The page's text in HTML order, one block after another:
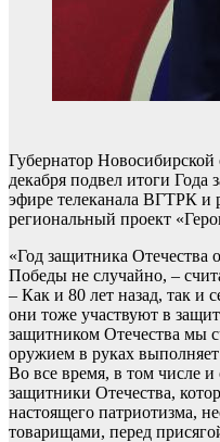
Губернатор
декабря подвел итоги
эфире телеканала ВГТРК и
региональный проект
«Год защитника Отечества
Победы не случайно, –
– Как и 80 лет назад, так и
они тоже участвуют в
защитником Отечества мы
оружием в руках
Во все время, в том числе и
защитники Отечества,
настоящего патриотизма,
товарищами, перед